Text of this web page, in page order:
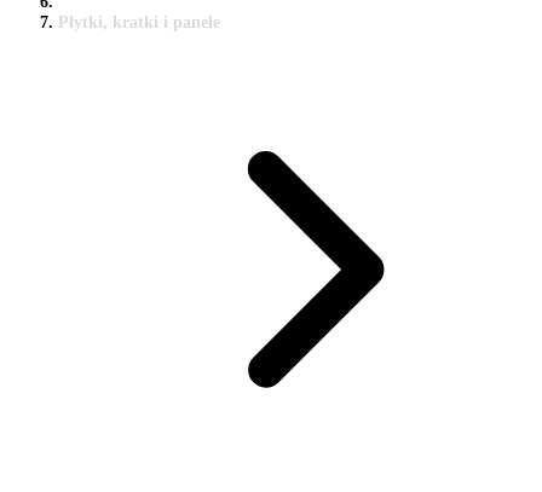
Płytki, kratki i panele